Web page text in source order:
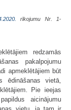
rīkojumu Nr. 1-
redzamās
pakalpojumu
apmeklētājiem būt
ēdināšanas vietā,
Pie ieejas
aicinājumu